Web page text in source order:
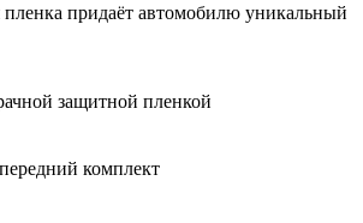
пленка придаёт автомобилю уникальный
защитной пленкой
комплект